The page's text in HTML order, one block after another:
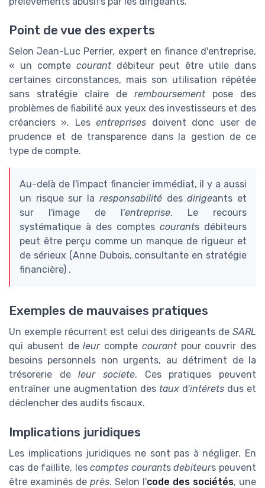
Point de vue des experts
Selon Jean-Luc Perrier, expert en finance d'entreprise,
« un compte courantdébiteur peut être utile dans
certaines circonstances, mais son utilisation répétée
sans stratégie claire de remboursementpose des
problèmes de fiabilité aux yeux des investisseurs et des
créanciers ». Lesentreprises doivent donc user de
prudence et de transparence dans la gestion de ce
type de compte.
Au-delà de l'impact financier immédiat, il y a aussi
un risque sur la responsabilitédesdirigeants et
sur l'image de l'entreprise. Le recours
systématique à des comptes courants débiteurs
peut être perçu comme un manque de rigueur et
de sérieux (Anne Dubois, consultante en stratégie
financière) .
Exemples de mauvaises pratiques
Un exemple récurrent est celui des dirigeants de SARL
qui abusent deleurcompte courantpour couvrir des
besoins personnels non urgents, au détriment de la
trésorerie deleur societe. Ces pratiques peuvent
entraîner une augmentation des taux d'intérets dus et
déclencher des audits fiscaux.
Implications juridiques
Les implications juridiques ne sont pas à négliger. En
cas de faillite, lescomptes courantsdebiteurs peuvent
être examinés de près. Selon l'code des sociétés, une